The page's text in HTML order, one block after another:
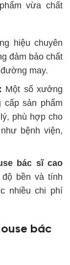
vừa chất
hiệu chuyên
đảm bảo chất
may.
Một số xưởng
cấp sản phẩm
phù hợp cho
bệnh viện,
bác sĩ cao
bền và tính
nhiều chi phí
bác